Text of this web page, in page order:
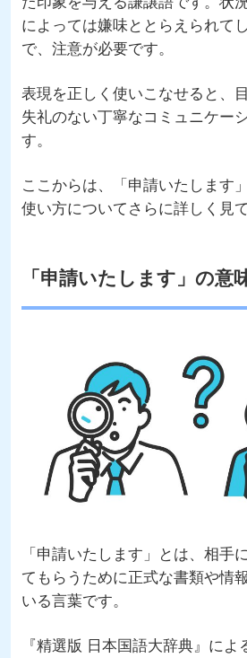
によっては嫌味ととらえられて
で、注意が必要です。
表現を正しく使いこなせると、
失礼のない丁寧なコミュニケー
す。
ここからは、「申請いたします
使い方についてさらに詳しく見
「申請いたします」の意
「申請いたします」とは、相手
てもらうために正式な書類や情
いる言葉です。
『精選版 日本国語大辞典』に